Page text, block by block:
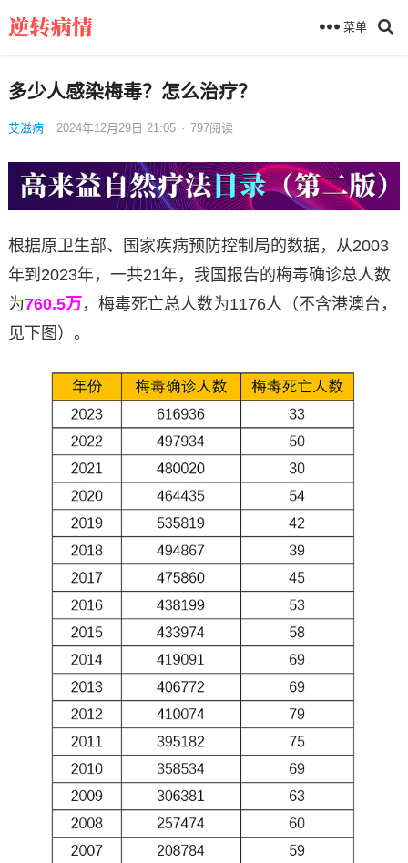
菜单
多少人感染梅毒？怎么治疗？
艾滋病 2024年12月29日 21:05 · 797阅读
根据原卫生部、国家疾病预防控制局的数据，从2003
年到2023年，一共21年，我国报告的梅毒确诊总人数
为760.5万 ，梅毒死亡总人数为1176人（不含港澳台，
见下图）。